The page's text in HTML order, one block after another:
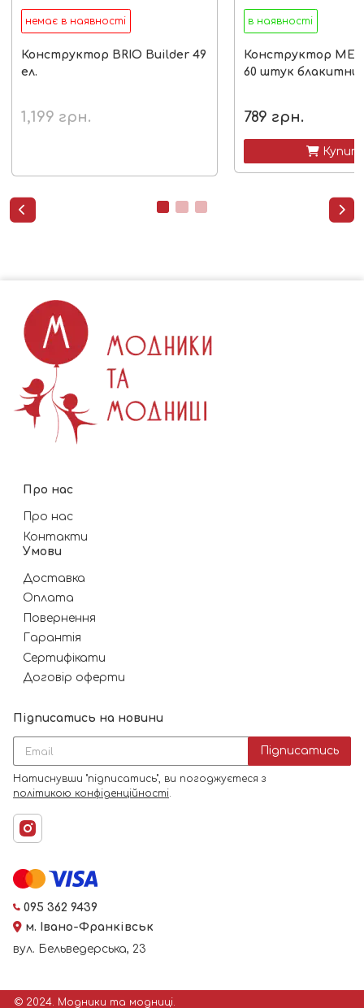
немає в наявності
Конструктор BRIO Builder 49
ел.
1,199 грн.
в наявності
Конструктор
60 штук
789 грн.

 
Про нас
Про нас
Контакти
Умови
Доставка
Оплата
Повернення
Гарантія
Сертифікати
Договір оферти
Підписатись на новини
Підписатись
Натиснувши "підписатись", ви погоджуєтеся з
політикою конфіденційності.
095 362 9439
м. Івано-Франківськ
вул. Бельведерська, 23
© 2024. Модники та модниці.